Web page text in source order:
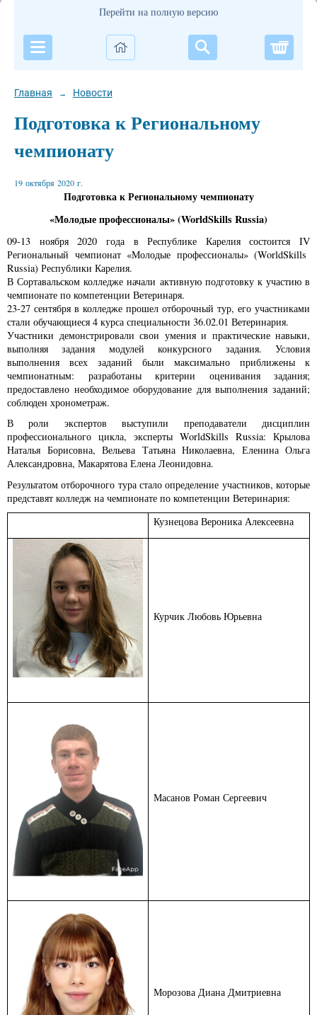
Перейти на полную версию
Главная → Новости
Подготовка к Региональному
чемпионату
19 октября 2020 г.
Подготовка к Региональному чемпионату
«Молодые профессионалы» (WorldSkills Russia)
09-13 ноября 2020 года в Республике Карелия состоится IV
Региональный чемпионат «Молодые профессионалы» (WorldSkills
Russia) Республики Карелия.
В Сортавальском колледже начали активную подготовку к участию в
чемпионате по компетенции Ветеринаря.
23-27 сентября в колледже прошел отборочный тур, его участниками
стали обучающиеся 4 курса специальности 36.02.01 Ветеринария.
Участники демонстрировали свои умения и практические навыки,
выполняя задания модулей конкурсного задания. Условия
выполнения всех заданий были максимально приближены к
чемпионатным: разработаны критерии оценивания задания;
предоставлено необходимое оборудование для выполнения заданий;
соблюден хронометраж.
В роли экспертов выступили преподаватели дисциплин
профессионального цикла, эксперты WorldSkills Russia: Крылова
Наталья Борисовна, Вельева Татьяна Николаевна, Еленина Ольга
Александровна, Макарятова Елена Леонидовна.
Результатом отборочного тура стало определение участников, которые
представят колледж на чемпионате по компетенции Ветеринария:
Кузнецова Вероника Алексеевна
Курчик Любовь Юрьевна
Масанов Роман Сергеевич
Морозова Диана Дмитриевна